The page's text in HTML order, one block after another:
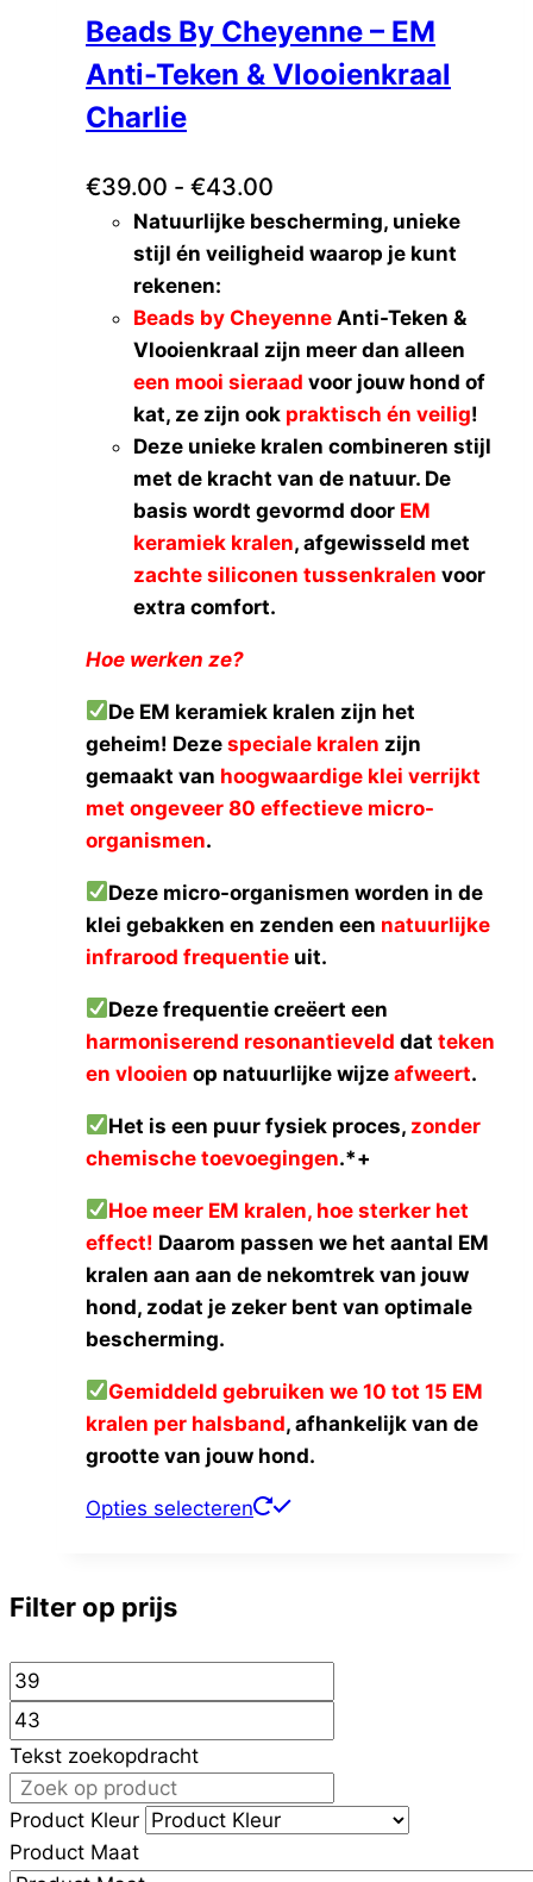
Buddy's (0)
CatwalkDog
Charlotte's Dress(0)
DoggyRide
Farm Company (0)
Grande Finale(0)
Happy House(0)
Hey Puppies(0)
Holly Loo(0)
I Love My Dog(0)
Ibiyaya(0)
InnoPet®(0)
Liu Jo(0)
Mon Bonbon(0)
Pawtastic Dogs(0)
Piccolo Cane(0)
Simonetto(0)
Suzy's (Belgisch)(0)
Beads by Cheyenne
Burley(0)
Cemaro (0)
Croozer
Easy Pet
Fifi's Dog Fashion
FurRéal
Katoos (0)
Missogno(0)
Natural Greatness(0)
Thule(0)
Voldux(0)
Beads By Cheyenne – EM
Anti-Teken & Vlooienkraal
Charlie
€39.00 - €43.00
€39.00
tot
Natuurlijke bescherming, unieke
stijl én veiligheid waarop je kunt
rekenen:
Beads by Cheyenne Anti-Teken &
Vlooienkraal zijn meer dan alleen
een mooi sieraad voor jouw hond of
kat, ze zijn ook praktisch én veilig!
Deze unieke kralen combineren stijl
met de kracht van de natuur. De
basis wordt gevormd door EM
keramiek kralen, afgewisseld met
zachte siliconen tussenkralen voor
extra comfort.
Hoe werken ze?
De EM keramiek kralen zijn het
geheim! Deze speciale kralen zijn
gemaakt van hoogwaardige klei verrijkt
met ongeveer 80 effectieve micro-
organismen.
Deze micro-organismen worden in de
klei gebakken en zenden een natuurlijke
infrarood frequentie uit.
Deze frequentie creëert een
harmoniserend resonantieveld dat teken
en vlooien op natuurlijke wijze afweert.
Het is een puur fysiek proces, zonder
chemische toevoegingen.*+
Hoe meer EM kralen, hoe sterker het
effect! Daarom passen we het aantal EM
kralen aan aan de nekomtrek van jouw
hond, zodat je zeker bent van optimale
bescherming.
Gemiddeld gebruiken we 10 tot 15 EM
kralen per halsband, afhankelijk van de
grootte van jouw hond.
Opties selecteren
Dit
Deze
optie
op
Filter op prijs
Tekst zoekopdracht
Product Kleur
Product Maat